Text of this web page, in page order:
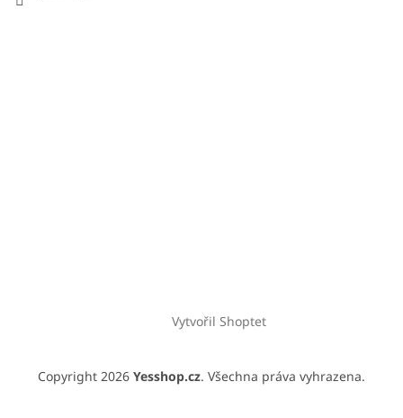
Vytvořil Shoptet
Copyright 2026 Yesshop.cz. Všechna práva vyhrazena.